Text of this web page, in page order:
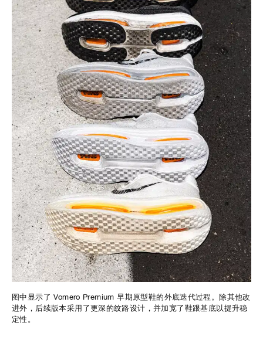
图中显示了 Vomero Premium 早期原型鞋的外底迭代过程。除其他改
进外，后续版本采用了更深的纹路设计，并加宽了鞋跟基底以提升稳
定性。